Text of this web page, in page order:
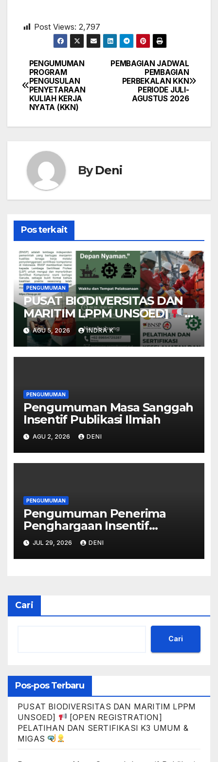
Post Views: 2,797
Navigasi
pos
PEMBAGIAN JADWAL
PEMBAGIAN
PERBEKALAN KKN
PERIODE JULI-
AGUSTUS 2026
PENGUMUMAN
PROGRAM
PENGUSULAN
PENYETARAAN
KULIAH KERJA
NYATA (KKN)
ByDeni
Pos terkait
PENGUMUMAN
PUSAT BIODIVERSITAS DAN
MARITIM LPPM UNSOED]
[OPEN REGISTRATION]
PELATIHAN DAN SERTIFIKASI
K3 UMUM & MIGAS
AGU 5, 2026 INDRA K
PENGUMUMAN
Pengumuman Masa Sanggah
Insentif Publikasi Ilmiah
AGU 2, 2026 DENI
PENGUMUMAN
Pengumuman Penerima
Penghargaan Insentif
Publikasi Ilmiah, Jurnal
Internasional, Publikasi Buku,
Prosiding, dan Kekayaan
Anggaran 2026
JUL 29, 2026 DENI
Cari
Cari
Pos-pos Terbaru
PUSAT BIODIVERSITAS DAN MARITIM LPPM
UNSOED]
[OPEN REGISTRATION]
PELATIHAN DAN SERTIFIKASI K3 UMUM &
MIGAS